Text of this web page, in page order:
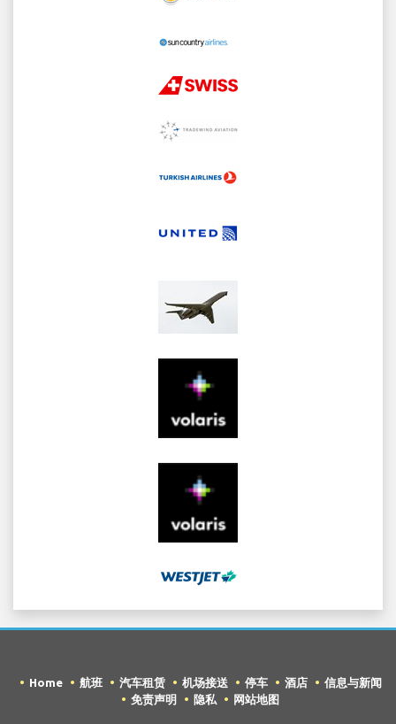
Home 航班 汽车租赁 机场接送 停车 酒店
信息与新闻
免责声明
隐私 网站地图